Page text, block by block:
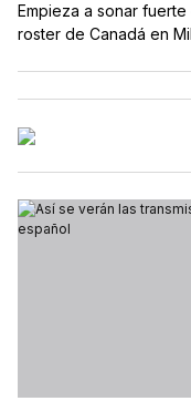
Empieza a sonar
roster de Canadá en